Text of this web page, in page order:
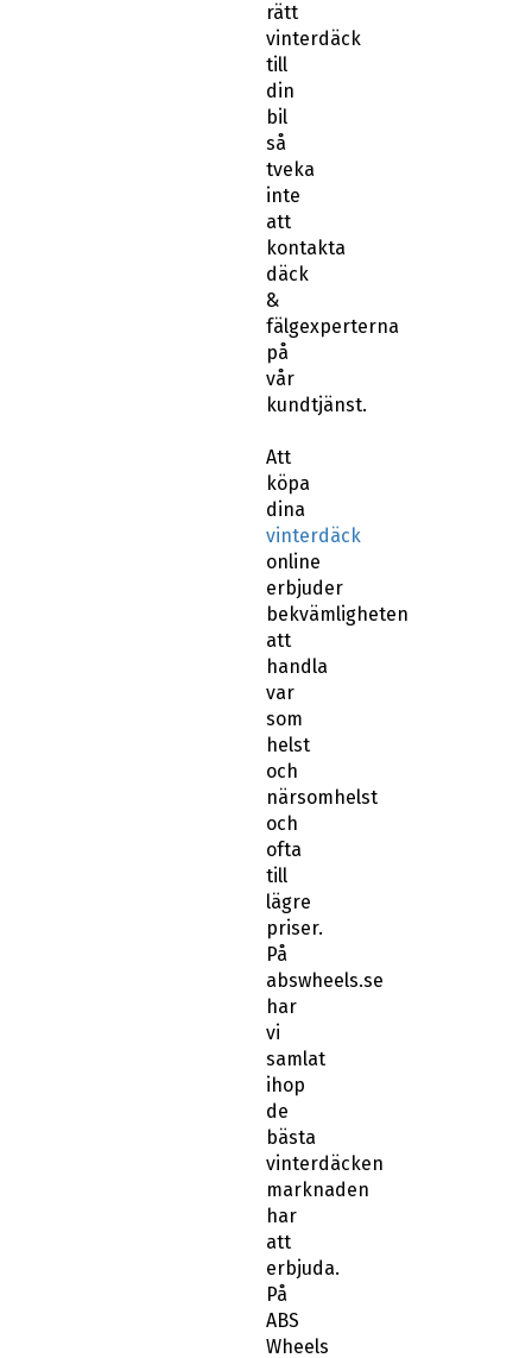
rätt
vinterdäck
till
din
bil
så
tveka
inte
att
kontakta
däck
&
fälgexperterna
på
vår
kundtjänst.
Att
köpa
dina
vinterdäck
online
erbjuder
bekvämligheten
att
handla
var
som
helst
och
närsomhelst
och
ofta
till
lägre
priser.
På
abswheels.se
har
vi
samlat
ihop
de
bästa
vinterdäcken
marknaden
har
att
erbjuda.
På
ABS
Wheels